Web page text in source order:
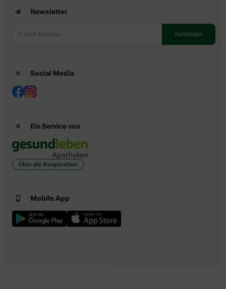
Newsletter
Social Media
Ein Service von
Über die Kooperation
Mobile App